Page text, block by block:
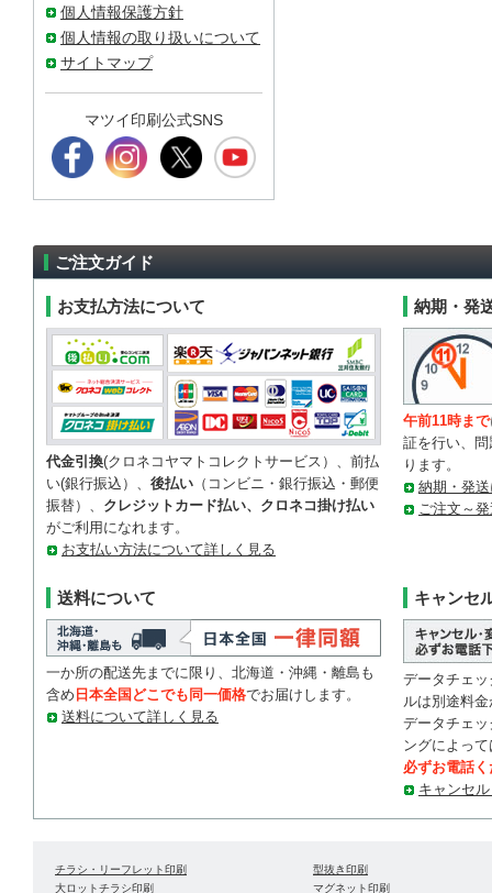
個人情報保護方針
個人情報の取り扱いについて
サイトマップ
マツイ印刷公式SNS
ご注文ガイド
お支払方法について
代金引換(クロネコヤマトコレクトサービス）、前払
い(銀行振込）、 後払い （コンビニ・銀行振込・郵便
振替）、 クレジットカード払い、クロネコ掛け払い
がご利用になれます。
お支払い方法について詳しく見る
送料について
一か所の配送先までに限り、北海道・沖縄・離島も
含め 日本全国どこでも同一価格でお届けします。
送料について詳しく見る
納期・発
午前11時まで
証を行い、
ります。
納期・発
ご注文～
キャンセ
データチェ
ルは別途料
データチェ
ングによっ
必ずお電話
キャンセ
チラシ・リーフレット印刷
大ロットチラシ印刷
型抜き印刷
マグネット印刷